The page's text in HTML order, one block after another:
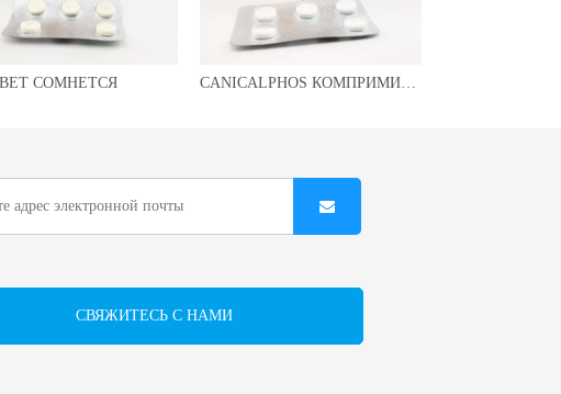
СОМНЕТСЯ
СВЯЖИТЕСЬ С НАМИ